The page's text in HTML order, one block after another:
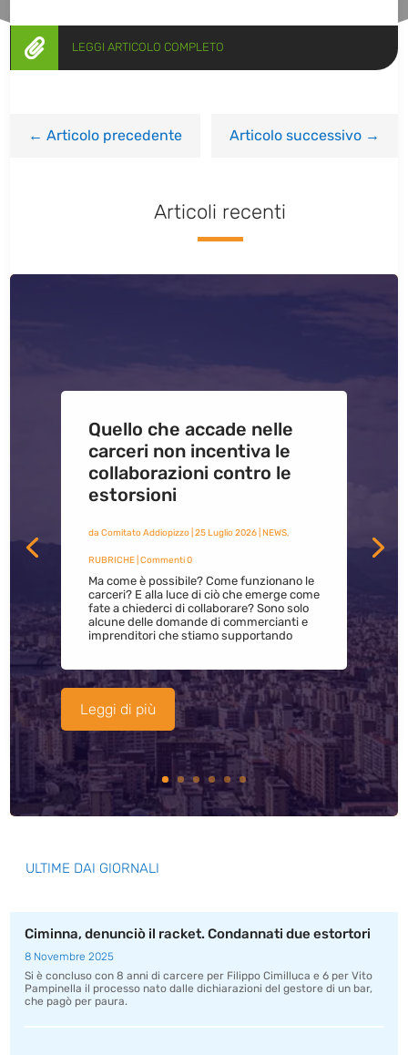
 LEGGI ARTICOLO COMPLETO
←Articolo precedente Articolo successivo→
Articoli recenti
Quello che accade nelle
carceri non incentiva le
collaborazioni contro le
estorsioni
da Comitato Addiopizzo| 25 Luglio 2026| NEWS,
RUBRICHE| Commenti 0
Ma come è possibile? Come funzionano le
carceri? E alla luce di ciò che emerge come
fate a chiederci di collaborare? Sono solo
alcune delle domande di commercianti e
imprenditori che stiamo supportando
Leggi di più
ULTIME DAI GIORNALI
Ciminna, denunciò il racket. Condannati due estortori
8 Novembre 2025
Si è concluso con 8 anni di carcere per Filippo Cimilluca e 6 per Vito
Pampinella il processo nato dalle dichiarazioni del gestore di un bar,
che pagò per paura.